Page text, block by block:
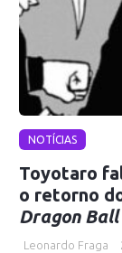
NOTÍCIAS
Toyotaro
o retorno
Dragon
Leonardo Fraga